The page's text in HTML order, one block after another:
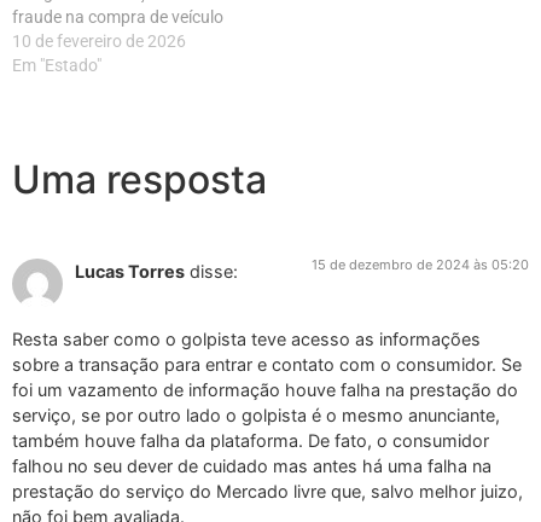
fraude na compra de veículo
10 de fevereiro de 2026
Em "Estado"
Uma resposta
Lucas Torres disse: 15 de dezembro de 2024 às 05:20
Resta saber como o golpista teve acesso as informações
sobre a transação para entrar e contato com o consumidor. Se
foi um vazamento de informação houve falha na prestação do
serviço, se por outro lado o golpista é o mesmo anunciante,
também houve falha da plataforma. De fato, o consumidor
falhou no seu dever de cuidado mas antes há uma falha na
prestação do serviço do Mercado livre que, salvo melhor juizo,
não foi bem avaliada.